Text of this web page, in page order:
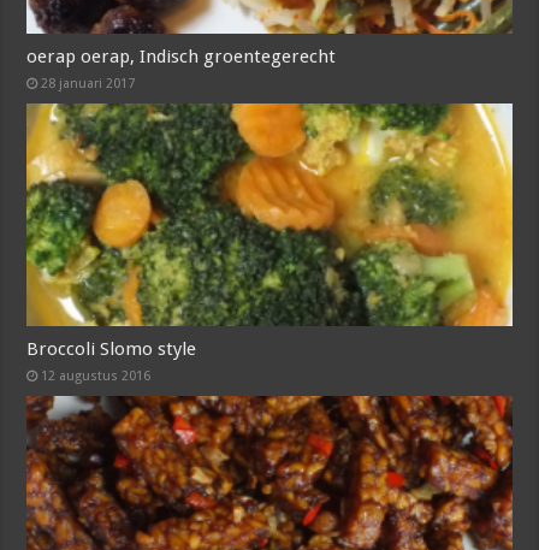
oerap oerap, Indisch groentegerecht
28 januari 2017
Broccoli Slomo style
12 augustus 2016